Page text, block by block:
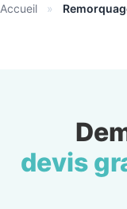
Accueil »
devis